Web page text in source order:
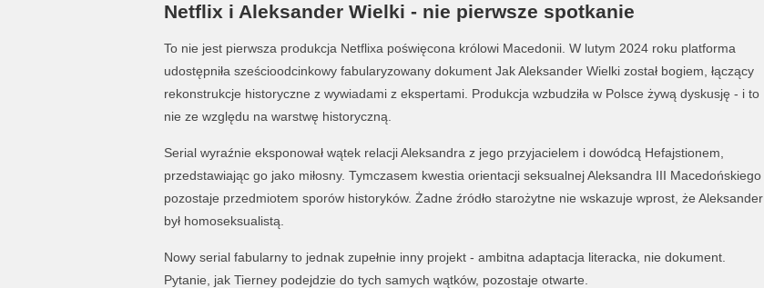
Netflix i Aleksander Wielki - nie pierwsze spotkanie
To nie jest pierwsza produkcja Netflixa poświęcona królowi Macedonii. W lutym 2024 roku platforma
udostępniła sześcioodcinkowy fabularyzowany dokument Jak Aleksander Wielki został bogiem, łączący
rekonstrukcje historyczne z wywiadami z ekspertami. Produkcja wzbudziła w Polsce żywą dyskusję - i to
nie ze względu na warstwę historyczną.
Serial wyraźnie eksponował wątek relacji Aleksandra z jego przyjacielem i dowódcą Hefajstionem,
przedstawiając go jako miłosny. Tymczasem kwestia orientacji seksualnej Aleksandra III Macedońskiego
pozostaje przedmiotem sporów historyków. Żadne źródło starożytne nie wskazuje wprost, że Aleksander
był homoseksualistą.
Nowy serial fabularny to jednak zupełnie inny projekt - ambitna adaptacja literacka, nie dokument.
Pytanie, jak Tierney podejdzie do tych samych wątków, pozostaje otwarte.